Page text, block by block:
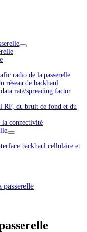
radio de la passerelle
de backhaul
rate/spreading factor
RF, du bruit de fond et du
la connectivité
backhaul cellulaire et
passerelle